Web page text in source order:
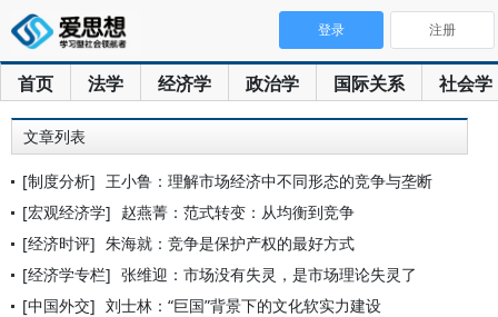
首页 法学 经济学 政治学 国际关系 社会学
登录 注册
文章列表
[制度分析] 王小鲁：理解市场经济中不同形态的竞争与垄断
[宏观经济学] 赵燕菁：范式转变：从均衡到竞争
[经济时评] 朱海就：竞争是保护产权的最好方式
[经济学专栏] 张维迎：市场没有失灵，是市场理论失灵了
[中国外交] 刘士林：“巨国”背景下的文化软实力建设